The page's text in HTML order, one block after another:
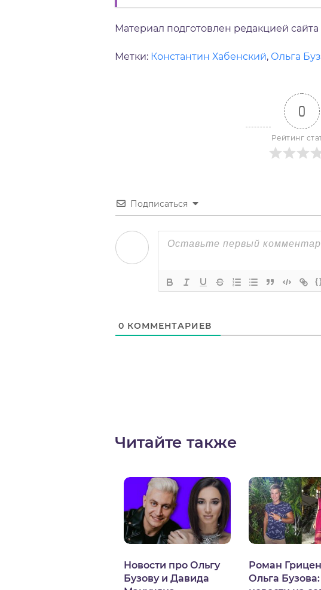
Материал подготовлен редакцией сайта
Метки: Константин Хабенский, Ольга
0
Рейтинг
Подписаться
0 КОММЕНТАРИЕВ
Читайте также
Новости про Ольгу
Бузову и Давида
Роман
Ольга Бузова: